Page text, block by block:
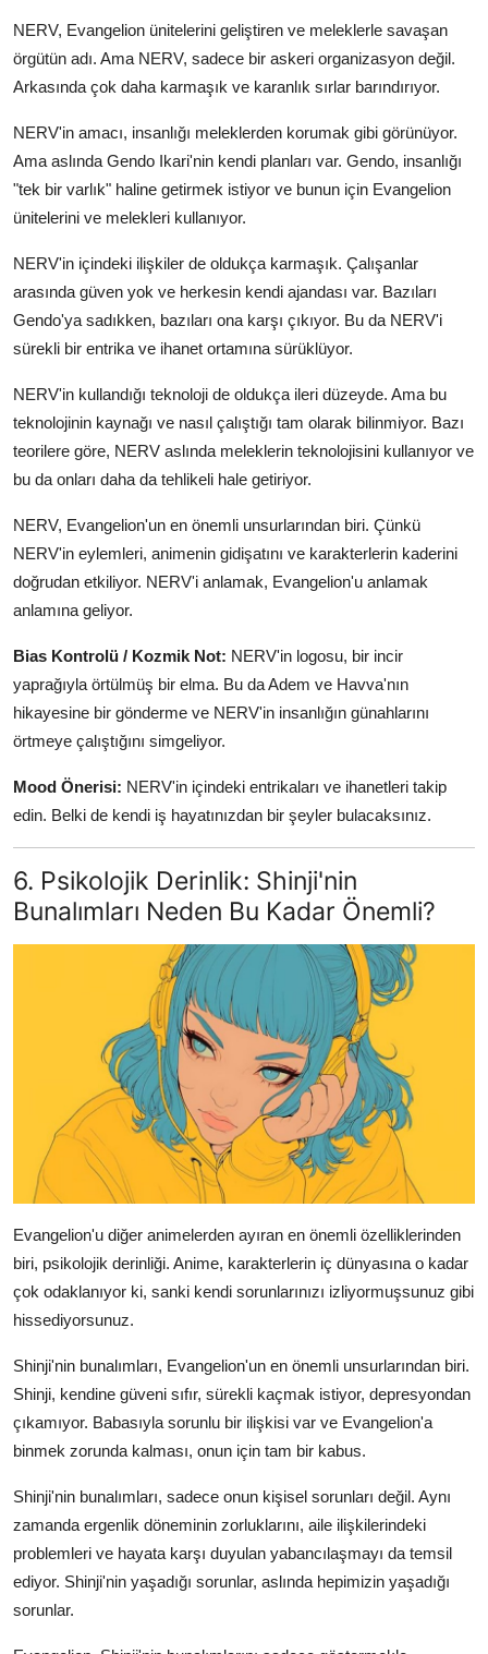
NERV, Evangelion ünitelerini geliştiren ve meleklerle savaşan
örgütün adı. Ama NERV, sadece bir askeri organizasyon değil.
Arkasında çok daha karmaşık ve karanlık sırlar barındırıyor.
NERV'in amacı, insanlığı meleklerden korumak gibi görünüyor.
Ama aslında Gendo Ikari'nin kendi planları var. Gendo, insanlığı
"tek bir varlık" haline getirmek istiyor ve bunun için Evangelion
ünitelerini ve melekleri kullanıyor.
NERV'in içindeki ilişkiler de oldukça karmaşık. Çalışanlar
arasında güven yok ve herkesin kendi ajandası var. Bazıları
Gendo'ya sadıkken, bazıları ona karşı çıkıyor. Bu da NERV'i
sürekli bir entrika ve ihanet ortamına sürüklüyor.
NERV'in kullandığı teknoloji de oldukça ileri düzeyde. Ama bu
teknolojinin kaynağı ve nasıl çalıştığı tam olarak bilinmiyor. Bazı
teorilere göre, NERV aslında meleklerin teknolojisini kullanıyor ve
bu da onları daha da tehlikeli hale getiriyor.
NERV, Evangelion'un en önemli unsurlarından biri. Çünkü
NERV'in eylemleri, animenin gidişatını ve karakterlerin kaderini
doğrudan etkiliyor. NERV'i anlamak, Evangelion'u anlamak
anlamına geliyor.
Bias Kontrolü / Kozmik Not: NERV'in logosu, bir incir
yaprağıyla örtülmüş bir elma. Bu da Adem ve Havva'nın
hikayesine bir gönderme ve NERV'in insanlığın günahlarını
örtmeye çalıştığını simgeliyor.
Mood Önerisi: NERV'in içindeki entrikaları ve ihanetleri takip
edin. Belki de kendi iş hayatınızdan bir şeyler bulacaksınız.
6. Psikolojik Derinlik: Shinji'nin
Bunalımları Neden Bu Kadar Önemli?
Evangelion'u diğer animelerden ayıran en önemli özelliklerinden
biri, psikolojik derinliği. Anime, karakterlerin iç dünyasına o kadar
çok odaklanıyor ki, sanki kendi sorunlarınızı izliyormuşsunuz gibi
hissediyorsunuz.
Shinji'nin bunalımları, Evangelion'un en önemli unsurlarından biri.
Shinji, kendine güveni sıfır, sürekli kaçmak istiyor, depresyondan
çıkamıyor. Babasıyla sorunlu bir ilişkisi var ve Evangelion'a
binmek zorunda kalması, onun için tam bir kabus.
Shinji'nin bunalımları, sadece onun kişisel sorunları değil. Aynı
zamanda ergenlik döneminin zorluklarını, aile ilişkilerindeki
problemleri ve hayata karşı duyulan yabancılaşmayı da temsil
ediyor. Shinji'nin yaşadığı sorunlar, aslında hepimizin yaşadığı
sorunlar.